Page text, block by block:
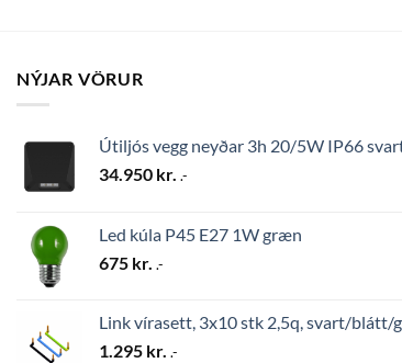
NÝJAR VÖRUR
Útiljós vegg neyðar 3h 20/5W IP66
34.950 kr. .-
Led kúla P45 E27 1W græn
675 kr. .-
Link vírasett, 3x10 stk 2,5q, svart/
1.295 kr. .-